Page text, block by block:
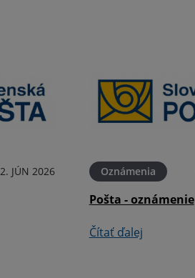
JÚN 2026 Oznámenia
Pošta - oznámenie
Čítať ďalej